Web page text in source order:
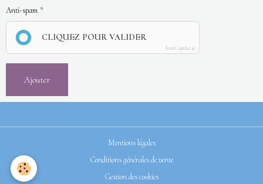
Anti-spam
CLIQUEZ POUR VALIDER
IconCaptcha ©
Ajouter
Mentions légales
Conditions générales de vente
Gestion des cookies